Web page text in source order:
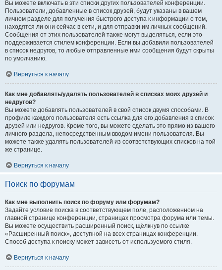
Вы можете включать в эти списки других пользователей конференции.
Пользователи, добавленные в список друзей, будут указаны в вашем
личном разделе для получения быстрого доступа к информации о том,
находятся ли они сейчас в сети, и для отправки им личных сообщений.
Сообщения от этих пользователей также могут выделяться, если это
поддерживается стилем конференции. Если вы добавили пользователей
в список недругов, то любые отправленные ими сообщения будут скрыты
по умолчанию.
Вернуться к началу
Как мне добавлять/удалять пользователей в списках моих друзей и
недругов?
Вы можете добавлять пользователей в свой список двумя способами. В
профиле каждого пользователя есть ссылка для его добавления в список
друзей или недругов. Кроме того, вы можете сделать это прямо из вашего
личного раздела, непосредственным вводом имени пользователя. Вы
можете также удалять пользователей из соответствующих списков на той
же странице.
Вернуться к началу
Поиск по форумам
Как мне выполнить поиск по форуму или форумам?
Задайте условие поиска в соответствующем поле, расположенном на
главной странице конференции, страницах просмотра форума или темы.
Вы можете осуществить расширенный поиск, щёлкнув по ссылке
«Расширенный поиск», доступной на всех страницах конференции.
Способ доступа к поиску может зависеть от используемого стиля.
Вернуться к началу